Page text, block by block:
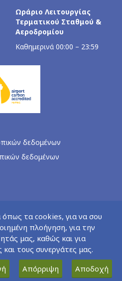
Ωράριο Λειτουργίας
Τερματικού Σταθμού &
Αεροδρομίου
Καθημερινά 00:00 – 23:59
δεδομένων
δεδομένων
όπως τα cookies, για να σου
πλοήγηση, για την
μας, καθώς και για
τους συνεργάτες μας.
Απόρριψη Αποδοχή